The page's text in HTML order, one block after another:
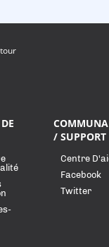
/ SUPPORT
Centre
Facebook
Twitter